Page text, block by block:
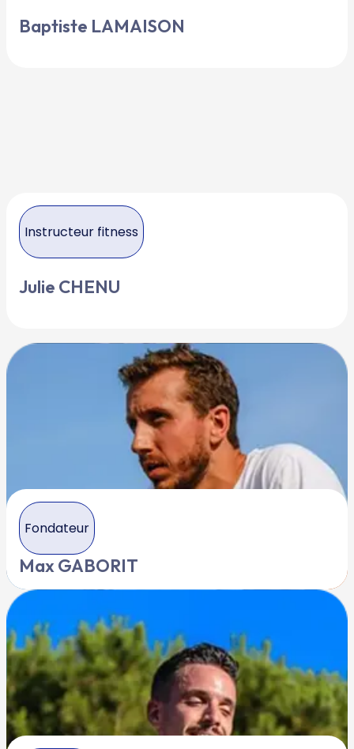
Baptiste LAMAISON
Instructeur fitness
Julie CHENU
Fondateur
Max GABORIT